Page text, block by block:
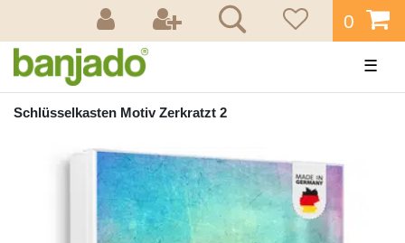
0
☰
Schlüsselkasten Motiv Zerkratzt 2